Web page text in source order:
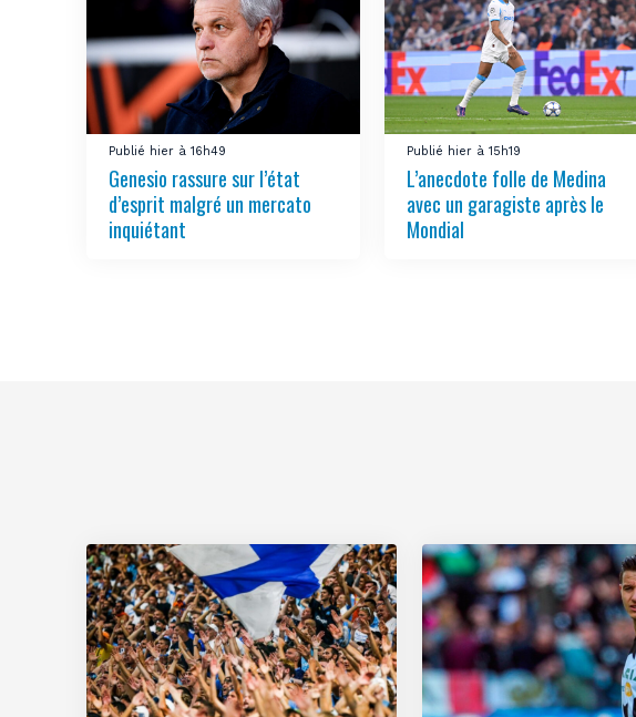
Publié hier à 16h49
Genesio rassure sur l’état
d’esprit malgré un mercato
inquiétant
Publié hier à 15h19
L’anecdote folle de Medina
avec un garagiste après le
Mondial